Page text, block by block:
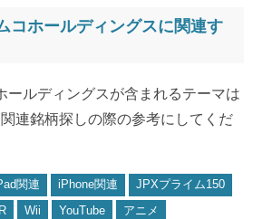
コホールディングスに関連す
ールディングスが含まれるテーマは
連銘柄探しの際の参考にしてくだ
関連 iPhone関連
JPXプライム150
Wii YouTube
アニメ